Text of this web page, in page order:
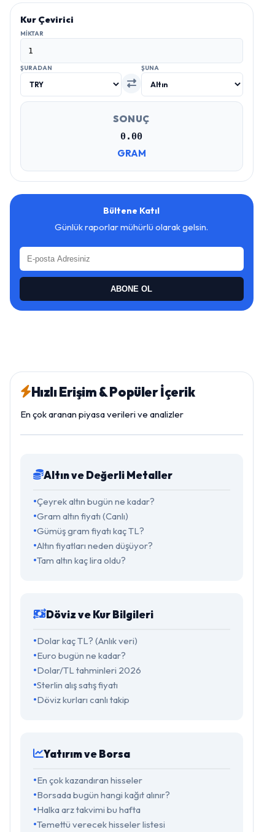
Kur Çevirici
MIKTAR
ŞURADAN ŞUNA
SONUÇ
0.00
GRAM
Bültene Katıl
Günlük raporlar mühürlü olarak gelsin.
ABONE OL
Hızlı Erişim & Popüler İçerik
En çok aranan piyasa verileri ve analizler
Altın ve Değerli Metaller
Çeyrek altın bugün ne kadar?
Gram altın fiyatı (Canlı)
Gümüş gram fiyatı kaç TL?
Altın fiyatları neden düşüyor?
Tam altın kaç lira oldu?
Döviz ve Kur Bilgileri
Dolar kaç TL? (Anlık veri)
Euro bugün ne kadar?
Dolar/TL tahminleri 2026
Sterlin alış satış fiyatı
Döviz kurları canlı takip
Yatırım ve Borsa
En çok kazandıran hisseler
Borsada bugün hangi kağıt alınır?
Halka arz takvimi bu hafta
Temettü verecek hisseler listesi